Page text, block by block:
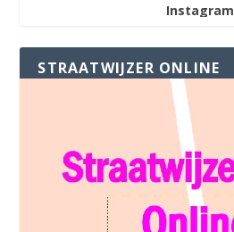
Instagram
STRAATWIJZER ONLINE